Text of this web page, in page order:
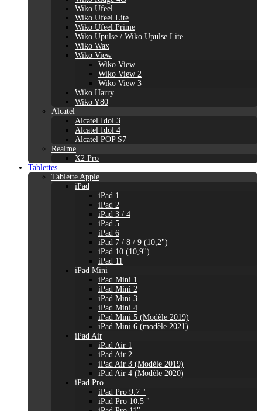
Wiko Ufeel
Wiko Ufeel Lite
Wiko Ufeel Prime
Wiko Upulse / Wiko Upulse Lite
Wiko Wax
Wiko View
Wiko View
Wiko View 2
Wiko View 3
Wiko Harry
Wiko Y80
Alcatel
Alcatel Idol 3
Alcatel Idol 4
Alcatel POP S7
Realme
X2 Pro
Tablettes
Tablette Apple
iPad
iPad 1
iPad 2
iPad 3 / 4
iPad 5
iPad 6
iPad 7 / 8 / 9 (10,2")
iPad 10 (10,9'')
iPad 11
iPad Mini
iPad Mini 1
iPad Mini 2
iPad Mini 3
iPad Mini 4
iPad Mini 5 (Modèle 2019)
iPad Mini 6 (modèle 2021)
iPad Air
iPad Air 1
iPad Air 2
iPad Air 3 (Modèle 2019)
iPad Air 4 (Modèle 2020)
iPad Pro
iPad Pro 9.7 "
iPad Pro 10.5 "